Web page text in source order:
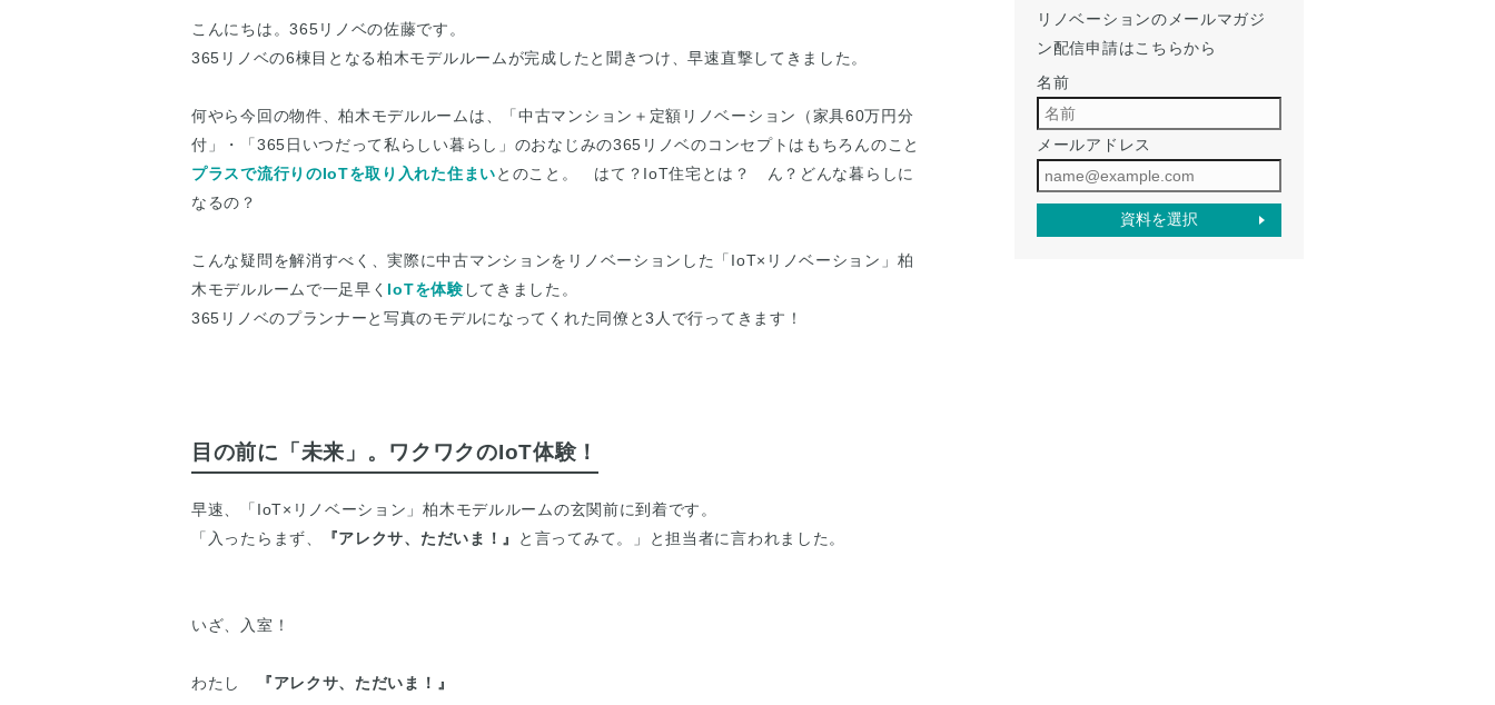
こんにちは。365リノベの佐藤です。
365リノベの6棟目となる柏木モデルルームが完成したと聞きつけ、早速直撃してきました。
何やら今回の物件、柏木モデルルームは、「中古マンション＋定額リノベーション（家具60万円分
付」・「365日いつだって私らしい暮らし」のおなじみの365リノベのコンセプトはもちろんのこと
プラスで流行りのIoTを取り入れた住まいとのこと。 はて？IoT住宅とは？ ん？どんな暮らしに
なるの？
こんな疑問を解消すべく、実際に中古マンションをリノベーションした「IoT×リノベーション」柏
木モデルルームで一足早く IoTを体験 してきました。
365リノベのプランナーと写真のモデルになってくれた同僚と3人で行ってきます！
目の前に「未来」。ワクワクのIoT体験！
早速、「IoT×リノベーション」柏木モデルルームの玄関前に到着です。
「入ったらまず、
『アレクサ、ただいま！』 と言ってみて。」と担当者に言われました。
いざ、入室！
わたし 『アレクサ、ただいま！』
リノベーションのメールマガジ
ン配信申請はこちらから
名前
メールアドレス